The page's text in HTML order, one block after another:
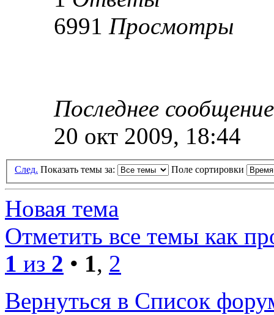
6991 Просмотры
Последнее
20 окт 2009, 18:44
След. Показать темы за: Поле сортировки
Новая тема
Отметить все темы как
1 из 2 • 1, 2
Вернуться в Список